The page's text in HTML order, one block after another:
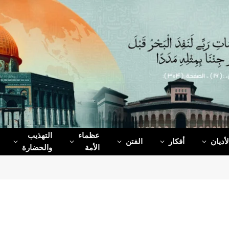
أفكار الفتن
عظماء‌
الأمة
التهذيب
والحضارة